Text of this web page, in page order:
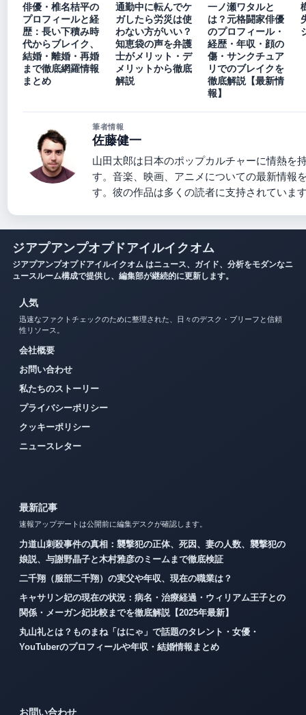
俳優・椎名桔平の
プロフィールと経
歴：長い下積み時
代からブレイク、
結婚・離婚・再婚
まで徹底網羅情報
まとめ
通勤中に転んでケ
ガしたら労災は使
わない方がいい？
知恵袋の声を弁護
士がメリット・デ
メリットから徹底
解説
一ノ瀬ワタルと
は？元格闘家俳優
のプロフィール・
経歴・年収・顔の
傷・サンクチュア
リでのブレイクを
徹底解説【最新情
報】
筆者情報
佐藤健一
山田太郎は日本のポップカルチャーに情熱を
す。音楽、映画、アニメについての最新情報
す。彼の作品は多くの読者に支持されていま
ジアプアンプオプドアイルイクオム
ジアプアンプオプドアイルイクオム はニュース、ガイド、分析をモダンなニ
ュースルーム構成で提供し、編集部が継続的に更新します。
人気
迅速なファクトチェックのために整理された、日々のデスク・ブリーフと信頼
性リソース。
会社概要
お問い合わせ
私たちのストーリー
プライバシーポリシー
クッキーポリシー
ニュースレター
最新記事
速報アップデートは公開前に編集デスクが確認します。
力道山刺殺事件の真相：襲撃犯の正体、死因、妻の人数、襲撃犯の
娘説、与謝野晶子と木村雅彦のミームまで徹底検証
二千翔（服部二千翔）の実父や年収、現在の職業は？
キャサリン妃の現在の状況：病名・治療経過・ウィリアム王子との
関係・メーガン妃比較までを徹底解説【2025年最新】
丸山礼とは？ものまね「はにゃ」で話題のタレント・女優・
YouTuberのプロフィールや年収・結婚情報まとめ
お問い合わせ